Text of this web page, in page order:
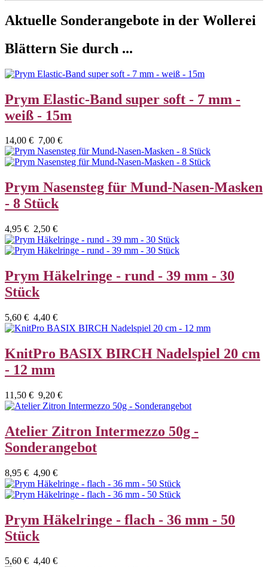
Aktuelle Sonderangebote in der Wollerei
Blättern Sie durch ...
Prym Elastic-Band super soft - 7 mm -
weiß - 15m
14,00 € 7,00 €
Prym Nasensteg für Mund-Nasen-Masken
- 8 Stück
4,95 € 2,50 €
Prym Häkelringe - rund - 39 mm - 30
Stück
5,60 € 4,40 €
KnitPro BASIX BIRCH Nadelspiel 20 cm
- 12 mm
11,50 € 9,20 €
Atelier Zitron Intermezzo 50g -
Sonderangebot
8,95 € 4,90 €
Prym Häkelringe - flach - 36 mm - 50
Stück
5,60 € 4,40 €